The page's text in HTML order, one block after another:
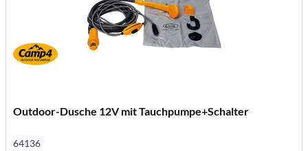
Outdoor-Dusche 12V mit Tauchpumpe+Schalter
64136